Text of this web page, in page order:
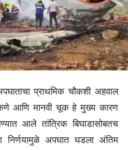
प्राथमिक चौकशी अहवाल
आणि मानवी चूक हे मुख्य कारण
आले तांत्रिक बिघाडासोबतच
निर्णयामुळे अपघात घडला अंतिम